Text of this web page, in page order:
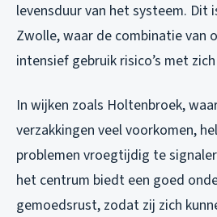
levensduur van het systeem. Dit
Zwolle, waar de combinatie van
intensief gebruik risico’s met
In wijken zoals Holtenbroek,
verzakkingen veel voorkomen,
problemen vroegtijdig te
het centrum biedt een goed
gemoedsrust, zodat zij zich